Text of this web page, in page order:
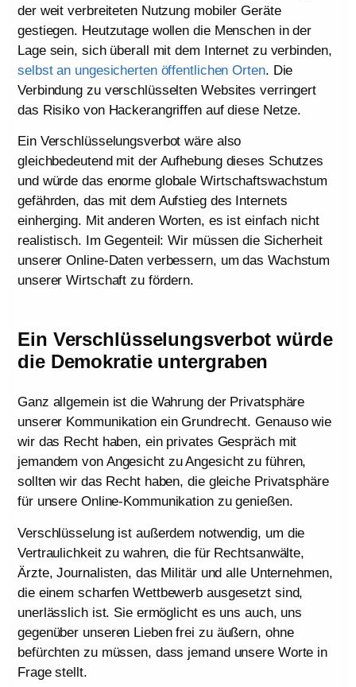
der weit verbreiteten Nutzung mobiler Geräte
gestiegen. Heutzutage wollen die Menschen in der
Lage sein, sich überall mit dem Internet zu verbinden,
selbst an ungesicherten öffentlichen Orten. Die
Verbindung zu verschlüsselten Websites verringert
das Risiko von Hackerangriffen auf diese Netze.
Ein Verschlüsselungsverbot wäre also
gleichbedeutend mit der Aufhebung dieses Schutzes
und würde das enorme globale Wirtschaftswachstum
gefährden, das mit dem Aufstieg des Internets
einherging. Mit anderen Worten, es ist einfach nicht
realistisch. Im Gegenteil: Wir müssen die Sicherheit
unserer Online-Daten verbessern, um das Wachstum
unserer Wirtschaft zu fördern.
Ein Verschlüsselungsverbot würde
die Demokratie untergraben
Ganz allgemein ist die Wahrung der Privatsphäre
unserer Kommunikation ein Grundrecht. Genauso wie
wir das Recht haben, ein privates Gespräch mit
jemandem von Angesicht zu Angesicht zu führen,
sollten wir das Recht haben, die gleiche Privatsphäre
für unsere Online-Kommunikation zu genießen.
Verschlüsselung ist außerdem notwendig, um die
Vertraulichkeit zu wahren, die für Rechtsanwälte,
Ärzte, Journalisten, das Militär und alle Unternehmen,
die einem scharfen Wettbewerb ausgesetzt sind,
unerlässlich ist. Sie ermöglicht es uns auch, uns
gegenüber unseren Lieben frei zu äußern, ohne
befürchten zu müssen, dass jemand unsere Worte in
Frage stellt.